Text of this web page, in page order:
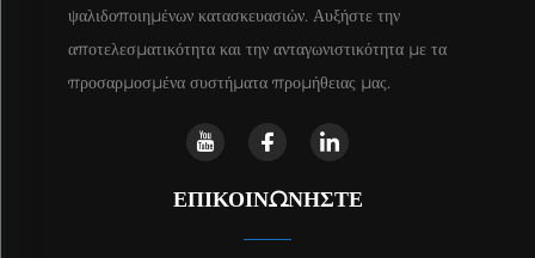
ψαλιδοποιημένων κατασκευασιών. Αυξήστε την
αποτελεσματικότητα και την ανταγωνιστικότητα με τα
προσαρμοσμένα συστήματα προμήθειας μας.
ΕΠΙΚΟΙΝΩΝΉΣΤΕ